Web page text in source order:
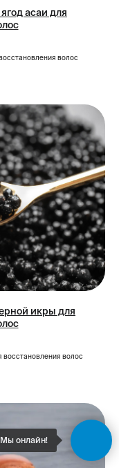
асаи для
волос
икры для
восстановления волос
Мы онлайн!